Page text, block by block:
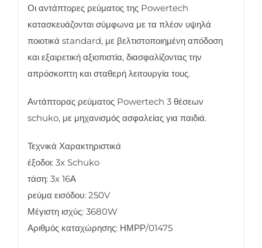
Οι αντάπτορες ρεύματος της Powertech
κατασκευάζονται σύμφωνα με τα πλέον υψηλά
ποιοτικά standard, με βελτιστοποιημένη απόδοση
και εξαιρετική αξιοπιστία, διασφαλίζοντας την
απρόσκοπτη και σταθερή λειτουργία τους.
Αντάπτορας ρεύματος Powertech 3 θέσεων
schuko, με μηχανισμός ασφαλείας για παιδιά.
Τεχνικά Χαρακτηριστικά
έξοδοι: 3x Schuko
τάση: 3x 16Α
ρεύμα εισόδου: 250V
Μέγιστη ισχύς: 3680W
Αριθμός καταχώρησης: ΗΜΡΡ/01475